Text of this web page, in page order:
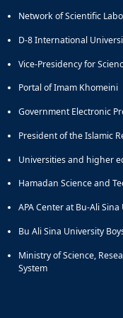
Network of Scientific
D-8 International
Vice-Presidency for
Portal of Imam Khomeini
Government Electronic
President of the Islamic
Universities and higher
Hamadan Science and
APA Center at Bu-Ali
Bu Ali Sina University
Ministry of Science,
System